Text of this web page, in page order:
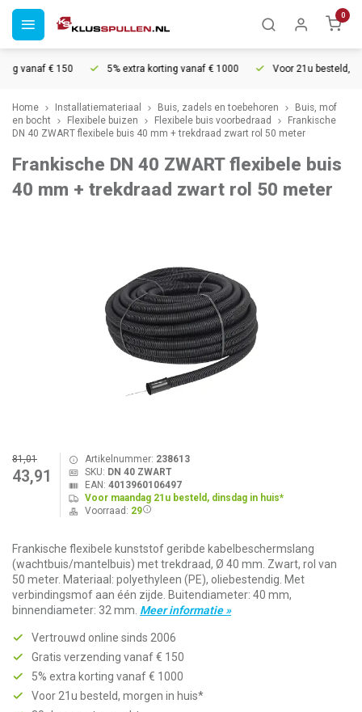
0
vanaf € 150 5% extra korting vanaf € 1000 Voor 21u besteld,
Home Installatiemateriaal Buis, zadels en toebehoren
Buis, mof
en bocht
Flexibele buizen Flexibele buis voorbedraad
Frankische
DN 40 ZWART flexibele buis 40 mm + trekdraad zwart rol 50 meter
Frankische DN 40 ZWART flexibele buis
40 mm + trekdraad zwart rol 50 meter
81,01
43,91
Artikelnummer: 238613
SKU: DN 40 ZWART
EAN: 4013960106497
Voor maandag 21u besteld, dinsdag in huis*
Voorraad: 29
Frankische flexibele kunststof geribde kabelbeschermslang
(wachtbuis/mantelbuis) met trekdraad, Ø 40 mm. Zwart, rol van
50 meter. Materiaal: polyethyleen (PE), oliebestendig. Met
verbindingsmof aan één zijde. Buitendiameter: 40 mm,
binnendiameter: 32 mm. Meer informatie »
Vertrouwd online sinds 2006
Gratis verzending vanaf € 150
5% extra korting vanaf € 1000
Voor 21u besteld, morgen in huis*